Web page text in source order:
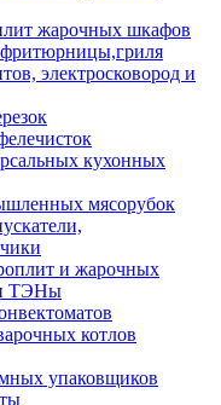
жарочных шкафов
электросковород и
кухонных
мясорубок
и жарочных
ТЭНы
котлов
упаковщиков